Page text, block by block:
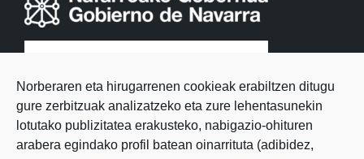
Norberaren eta hirugarrenen cookieak erabiltzen ditugu
gure zerbitzuak analizatzeko eta zure lehentasunekin
lotutako publizitatea erakusteko, nabigazio-ohituren
arabera egindako profil batean oinarrituta (adibidez,